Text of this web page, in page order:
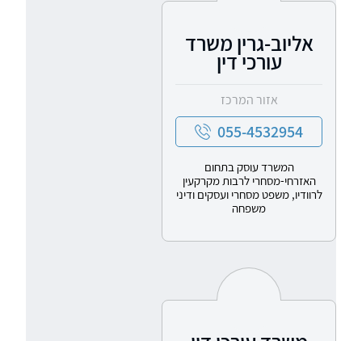
אליוב-גרין משרד
עורכי דין
אזור המרכז
055-4532954
המשרד עוסק בתחום
האזרחי-מסחרי לרבות מקרקעין
לרוודיו, משפט מסחרי ועסקים ודיני
משפחה